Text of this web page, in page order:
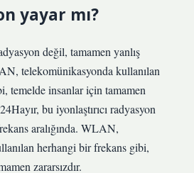
yayar mı?
değil, tamamen yanlış
telekomünikasyonda kullanılan
temelde insanlar için tamamen
bu iyonlaştırıcı radyasyon
aralığında. WLAN,
herhangi bir frekans gibi,
zararsızdır.